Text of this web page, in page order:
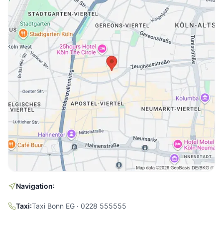
Navigation:
Taxi:Taxi Bonn EG · 0228 555555